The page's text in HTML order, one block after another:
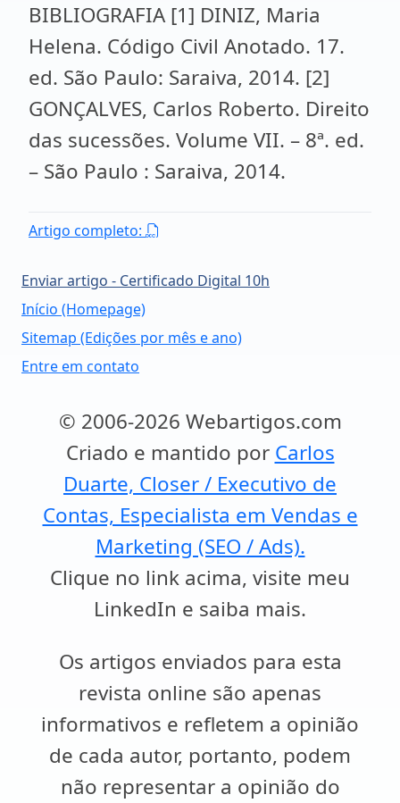
BIBLIOGRAFIA [1] DINIZ, Maria
Helena. Código Civil Anotado. 17.
ed. São Paulo: Saraiva, 2014. [2]
GONÇALVES, Carlos Roberto. Direito
das sucessões. Volume VII. – 8ª. ed.
– São Paulo : Saraiva, 2014.
Artigo completo:
Enviar artigo - Certificado Digital 10h
Início (Homepage)
Sitemap (Edições por mês e ano)
Entre em contato
© 2006-2026 Webartigos.com
Criado e mantido por Carlos
Duarte, Closer / Executivo de
Contas, Especialista em Vendas e
Marketing (SEO / Ads).
Clique no link acima, visite meu
LinkedIn e saiba mais.
Os artigos enviados para esta
revista online são apenas
informativos e refletem a opinião
de cada autor, portanto, podem
não representar a opinião do